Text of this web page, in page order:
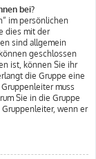
bei?
im persönlichen
dies mit der
sind allgemein
geschlossen
ist, können Sie ihr
die Gruppe eine
muss
Sie in die Gruppe
wenn er